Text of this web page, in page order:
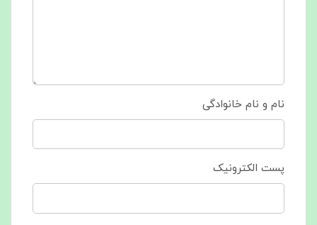
نام و نام خانوادگی
پست الکترونیک